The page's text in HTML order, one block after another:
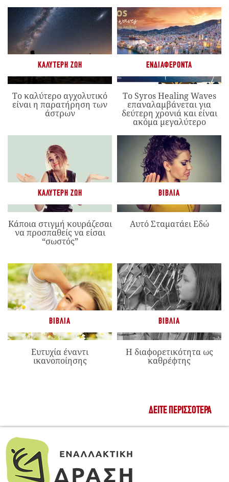
ΚΑΛΎΤΕΡΗ ΖΩΉ
Το καλύτερο αγχολυτικό
είναι η παρατήρηση των
άστρων
ΕΝΔΙΑΦΈΡΟΝΤΑ
Το Syros Healing Waves
επαναλαμβάνεται για
δεύτερη χρονιά και είναι
ακόμα μεγαλύτερο
ΚΑΛΎΤΕΡΗ ΖΩΉ
Κάποια στιγμή κουράζεσαι
να προσπαθείς να είσαι
“σωστός”
ΒΙΒΛΊΑ
Αυτό Σταματάει Εδώ
ΒΙΒΛΊΑ
Ευτυχία έναντι
ικανοποίησης
ΒΙΒΛΊΑ
Η διαφορετικότητα ως
καθρέφτης
ΔΕΊΤΕ ΠΕΡΙΣΣΌΤΕΡΑ